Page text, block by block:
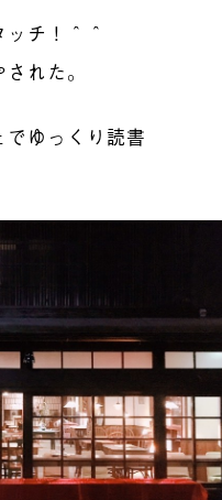
チ！＾＾
れた。
ゆっくり読書